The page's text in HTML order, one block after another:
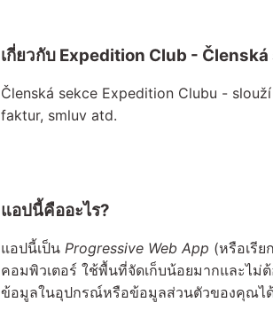
เกี่ยวกับ Expedition Club -
Členská sekce Expedition Clubu -
faktur, smluv atd.
แอปนี้คืออะไร?
แอปนี้เป็น Progressive Web App (หรือเรี
คอมพิวเตอร์ ใช้พื้นที่จัดเก็บน้อยมากและไม่
ข้อมูลในอุปกรณ์หรือข้อมูลส่วนตัวของคุณไ